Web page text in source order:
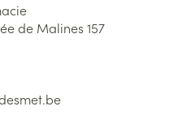
de Malines 157